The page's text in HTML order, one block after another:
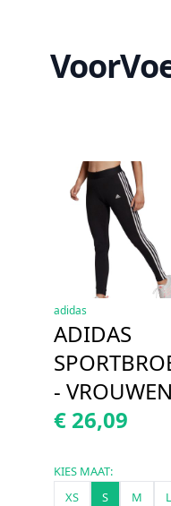
adidas
ADIDAS
- VROUWEN
€ 26,09
KIES MAAT:
XS
S M L